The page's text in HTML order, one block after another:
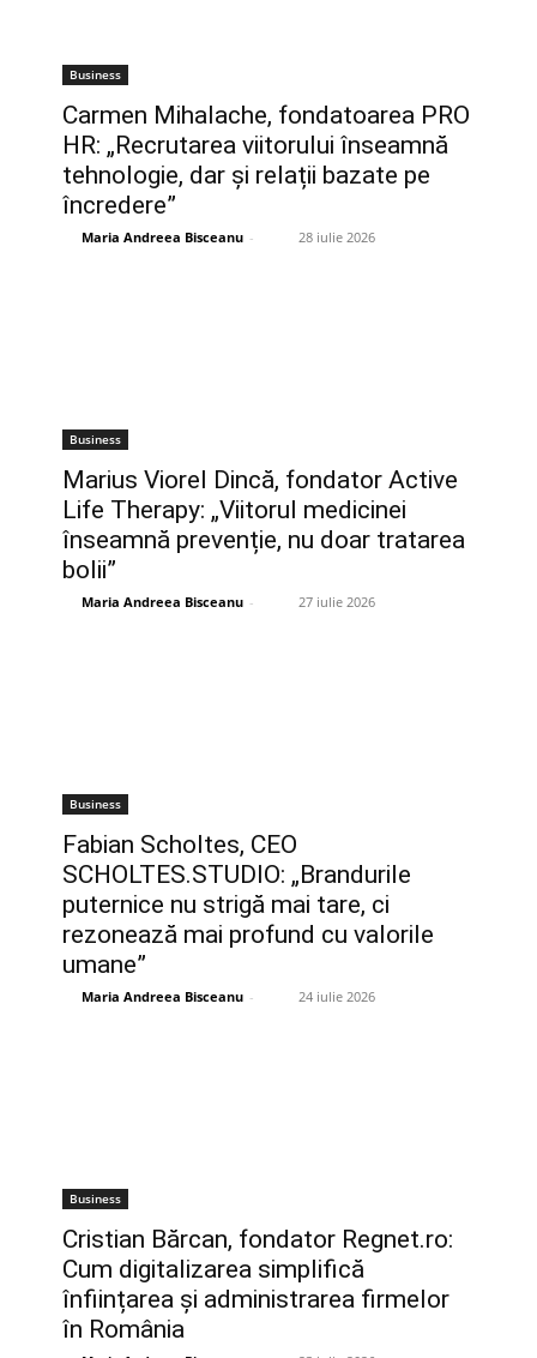
Business
Carmen Mihalache, fondatoarea PRO
HR: „Recrutarea viitorului înseamnă
tehnologie, dar și relații bazate pe
încredere”
Maria Andreea Bisceanu - 28 iulie 2026
Business
Marius Viorel Dincă, fondator Active
Life Therapy: „Viitorul medicinei
înseamnă prevenție, nu doar tratarea
bolii”
Maria Andreea Bisceanu - 27 iulie 2026
Business
Fabian Scholtes, CEO
SCHOLTES.STUDIO: „Brandurile
puternice nu strigă mai tare, ci
rezonează mai profund cu valorile
umane”
Maria Andreea Bisceanu - 24 iulie 2026
Business
Cristian Bărcan, fondator Regnet.ro:
Cum digitalizarea simplifică
înființarea și administrarea firmelor
în România